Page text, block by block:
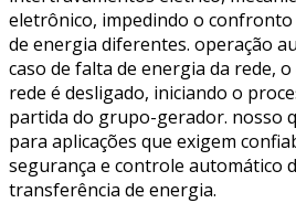
eletrônico, impedindo o
de energia diferentes. operação
caso de falta de energia da rede,
rede é desligado, iniciando o
partida do grupo-gerador. nosso
para aplicações que exigem
segurança e controle automático
transferência de energia.